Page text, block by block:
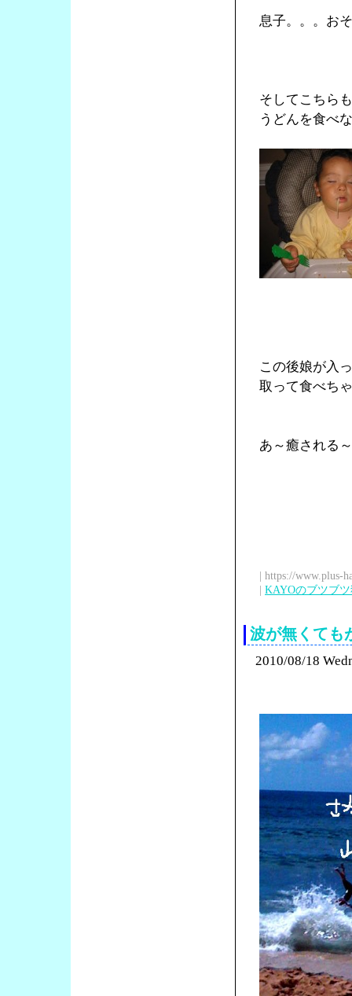
息子。。。お
そしてこちら
うどんを食べ
この後娘が入
取って食べち
あ～癒される
| https://www.plus-
| KAYOのブツブ
波が無くても
2010/08/18